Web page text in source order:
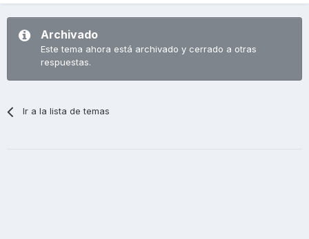
Archivado
Este tema ahora está archivado y cerrado a otras
respuestas.
Ir a la lista de temas